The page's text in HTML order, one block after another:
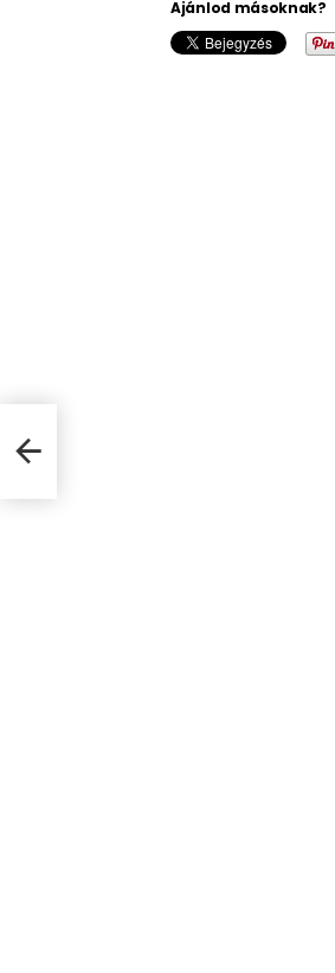
Ajánlod másoknak?